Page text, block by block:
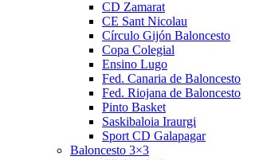
CD Zamarat
CE Sant Nicolau
Círculo Gijón Baloncesto
Copa Colegial
Ensino Lugo
Fed. Canaria de Baloncesto
Fed. Riojana de Baloncesto
Pinto Basket
Saskibaloia Iraurgi
Sport CD Galapagar
Baloncesto 3×3